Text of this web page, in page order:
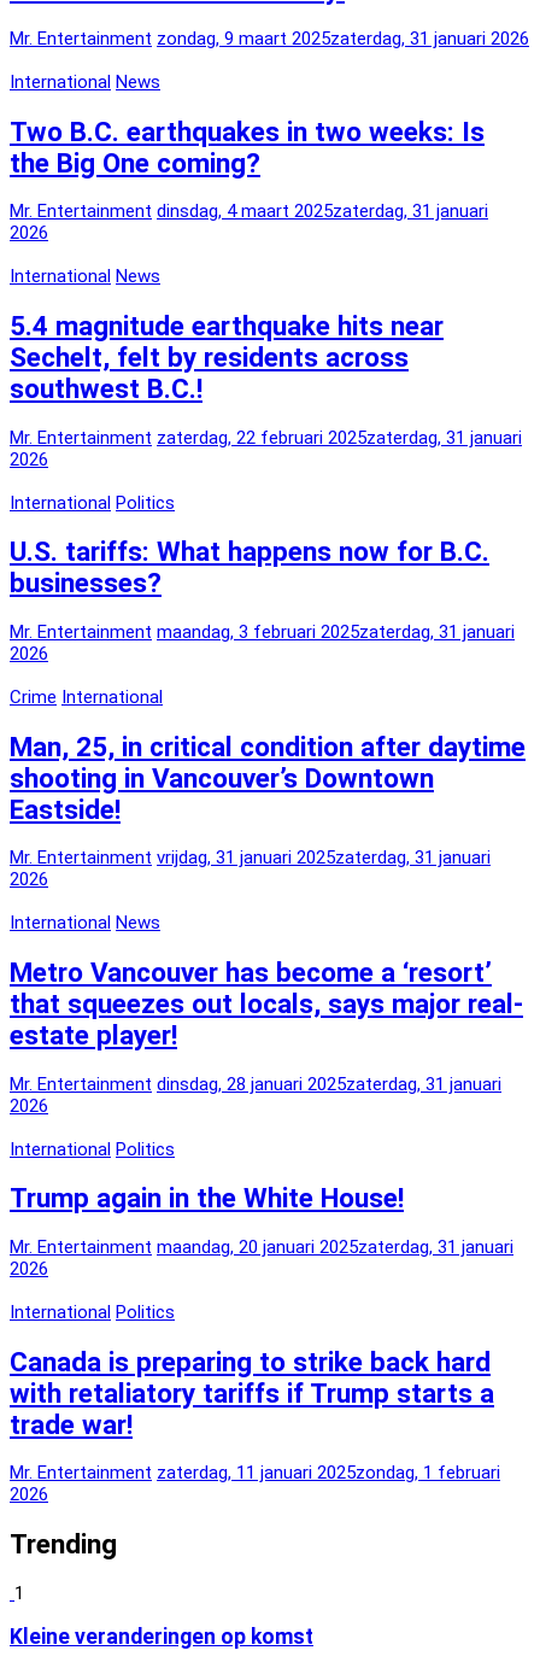
Mr. Entertainment zondag, 9 maart 2025zaterdag, 31 januari 2026
International News
Two B.C. earthquakes in two weeks: Is
the Big One coming?
Mr. Entertainment dinsdag, 4 maart 2025zaterdag, 31 januari
2026
International News
5.4 magnitude earthquake hits near
Sechelt, felt by residents across
southwest B.C.!
Mr. Entertainment zaterdag, 22 februari 2025zaterdag, 31 januari
2026
International Politics
U.S. tariffs: What happens now for B.C.
businesses?
Mr. Entertainment maandag, 3 februari 2025zaterdag, 31 januari
2026
Crime International
Man, 25, in critical condition after daytime
shooting in Vancouver’s Downtown
Eastside!
Mr. Entertainment vrijdag, 31 januari 2025zaterdag, 31 januari
2026
International News
Metro Vancouver has become a ‘resort’
that squeezes out locals, says major real-
estate player!
Mr. Entertainment dinsdag, 28 januari 2025zaterdag, 31 januari
2026
International Politics
Trump again in the White House!
Mr. Entertainment maandag, 20 januari 2025zaterdag, 31 januari
2026
International Politics
Canada is preparing to strike back hard
with retaliatory tariffs if Trump starts a
trade war!
Mr. Entertainment zaterdag, 11 januari 2025zondag, 1 februari
2026
Trending
1
Kleine veranderingen op komst